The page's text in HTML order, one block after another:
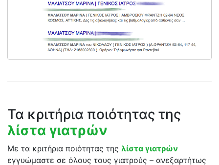
Τα κριτήρια ποιότητας της
λίστα γιατρών
Με τα κριτήρια ποιότητας της λίστα γιατρών
εγγυώμαστε σε όλους τους γιατρούς – ανεξαρτήτως